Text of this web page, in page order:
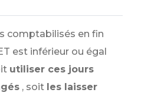
comptabilisés en fin
est inférieur ou égal
utiliser ces jours
, soit les laisser